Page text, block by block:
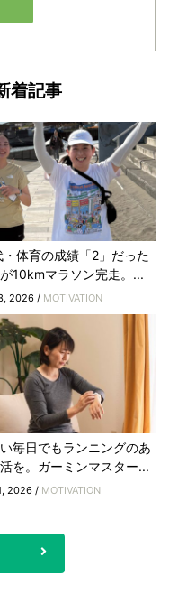
着記事
体育の成績「2」だった
10kmマラソン完走。...
2026 / MOTIVATION
毎日でもランニングのあ
を。ガーミンマスター...
2026 / MOTIVATION